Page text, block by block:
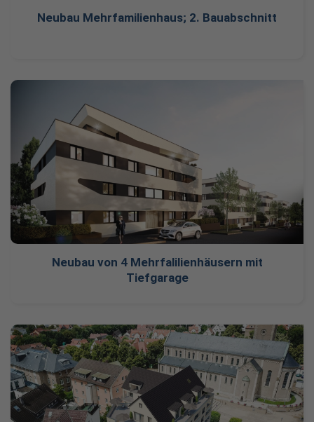
Neubau Mehrfamilienhaus; 2. Bauabschnitt
Neubau von 4 Mehrfalilienhäusern mit
Tiefgarage